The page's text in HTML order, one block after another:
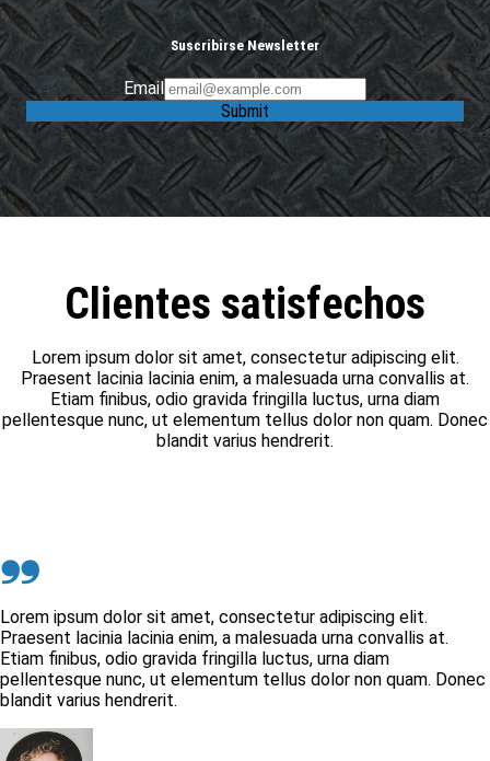
Suscribirse Newsletter
Email
Submit
Clientes satisfechos
Lorem ipsum dolor sit amet, consectetur adipiscing elit.
Praesent lacinia lacinia enim, a malesuada urna convallis at.
Etiam finibus, odio gravida fringilla luctus, urna diam
pellentesque nunc, ut elementum tellus dolor non quam. Donec
blandit varius hendrerit.
❟❟
Lorem ipsum dolor sit amet, consectetur adipiscing elit.
Praesent lacinia lacinia enim, a malesuada urna convallis at.
Etiam finibus, odio gravida fringilla luctus, urna diam
pellentesque nunc, ut elementum tellus dolor non quam. Donec
blandit varius hendrerit.